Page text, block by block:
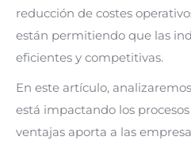
reducción de costes
están permitiendo que las
eficientes y competitivas.
En este artículo,
está impactando los
ventajas aporta a las